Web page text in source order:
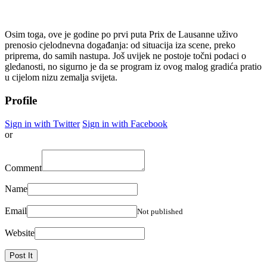
Osim toga, ove je godine po prvi puta Prix de Lausanne uživo
prenosio cjelodnevna događanja: od situacija iza scene, preko
priprema, do samih nastupa. Još uvijek ne postoje točni podaci o
gledanosti, no sigurno je da se program iz ovog malog gradića pratio
u cijelom nizu zemalja svijeta.
Profile
Sign in with Twitter Sign in with Facebook
or
Comment
Name
Email Not published
Website